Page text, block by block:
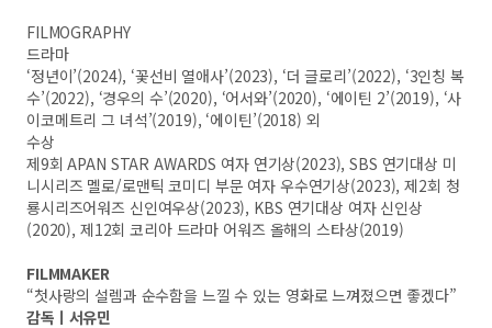
FILMOGRAPHY
드라마
‘정년이’(2024), ‘꽃선비 열애사’(2023), ‘더 글로리’(2022), ‘3인칭 복
수’(2022), ‘경우의 수’(2020), ‘어서와’(2020), ‘에이틴 2’(2019), ‘사
이코메트리 그 녀석’(2019), ‘에이틴’(2018) 외
수상
제9회 APAN STAR AWARDS 여자 연기상(2023), SBS 연기대상 미
니시리즈 멜로/로맨틱 코미디 부문 여자 우수연기상(2023), 제2회 청
룡시리즈어워즈 신인여우상(2023), KBS 연기대상 여자 신인상
(2020), 제12회 코리아 드라마 어워즈 올해의 스타상(2019)
FILMMAKER
“첫사랑의 설렘과 순수함을 느낄 수 있는 영화로 느껴졌으면 좋겠다”
감독ㅣ서유민